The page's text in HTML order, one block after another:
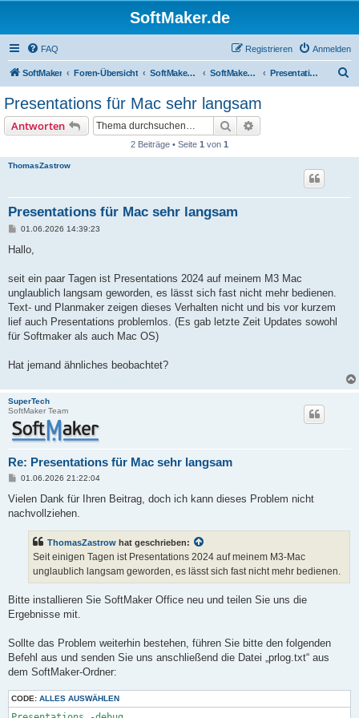
SoftMaker.de
FAQ Anmelden
Registrieren
SoftMaker Foren-Übersicht SoftMaker Office 2024 SoftMaker Office 2024 für Mac Presentations 2024 für Mac
Presentations für Mac sehr langsam
Antworten Suche
2 Beiträge • Seite 1 von 1
ThomasZastrow
Presentations für Mac sehr langsam
B
i
a
01.06.2026 14:39:23
Hallo,
seit ein paar Tagen ist Presentations 2024 auf meinem M3 Mac
unglaublich langsam geworden, es lässt sich fast nicht mehr bedienen.
Text- und Planmaker zeigen dieses Verhalten nicht und bis vor kurzem
lief auch Presentations problemlos. (Es gab letzte Zeit Updates sowohl
für Softmaker als auch Mac OS)
Hat jemand ähnliches beobachtet?
SuperTech
SoftMaker Team
Re: Presentations für Mac sehr langsam
B
i
r
01.06.2026 21:22:04
Vielen Dank für Ihren Beitrag, doch ich kann dieses Problem nicht
nachvollziehen.
ThomasZastrow hat geschrieben:
Seit einigen Tagen ist Presentations 2024 auf meinem M3-Mac
unglaublich langsam geworden, es lässt sich fast nicht mehr bedienen.
Bitte installieren Sie SoftMaker Office neu und teilen Sie uns die
Ergebnisse mit.
Sollte das Problem weiterhin bestehen, führen Sie bitte den folgenden
Befehl aus und senden Sie uns anschließend die Datei „prlog.txt“ aus
dem SoftMaker-Ordner:
CODE: ALLES AUSWÄHLEN